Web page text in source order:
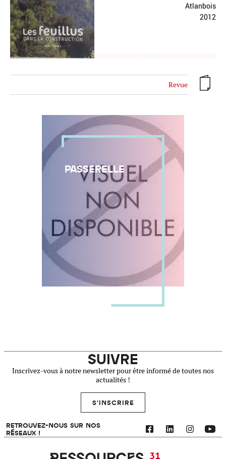
Atlanbois
2012
Revue
PASSERELLE
SUIVRE
Inscrivez-vous à notre newsletter pour être informé de toutes nos
actualités !
S'INSCRIRE
RETROUVEZ-NOUS SUR NOS
RÉSEAUX !
Ressources 31